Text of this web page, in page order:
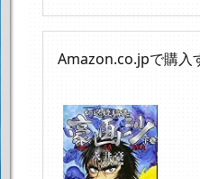
Amazon.co.jpで購入